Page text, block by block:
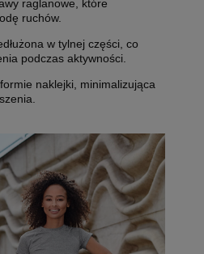
raglanowe, które
ruchów.
w tylnej części, co
podczas aktywności.
naklejki, minimalizująca